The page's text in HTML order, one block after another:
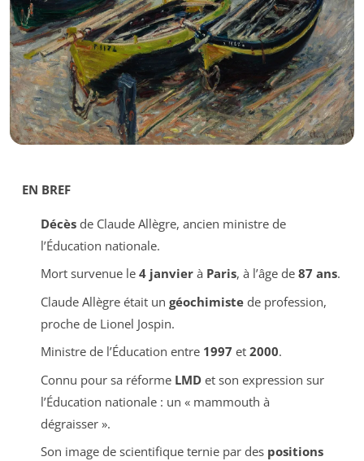
EN BREF
Décèsde Claude Allègre, ancien ministre de
l’Éducation nationale.
Mort survenue le 4 janvierà Paris, à l’âge de 87 ans.
Claude Allègre était un géochimistede profession,
proche de Lionel Jospin.
Ministre de l’Éducation entre 1997 et 2000.
Connu pour sa réforme LMDet son expression sur
l’Éducation nationale : un « mammouth à
dégraisser ».
Son image de scientifique ternie par des positions